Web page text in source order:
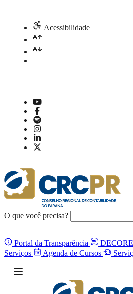
Acessibilidade
O que você precisa?
Portal da Transparência
Serviços
Agenda de Cursos